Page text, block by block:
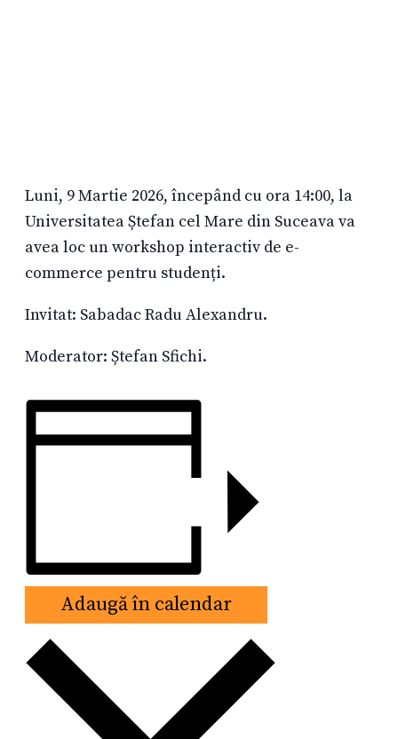
Luni, 9 Martie 2026, începând cu ora 14:00, la
Universitatea Ștefan cel Mare din Suceava va
avea loc un workshop interactiv de e-
commerce pentru studenți.
Invitat: Sabadac Radu Alexandru.
Moderator: Ștefan Sfichi.
Adaugă în calendar